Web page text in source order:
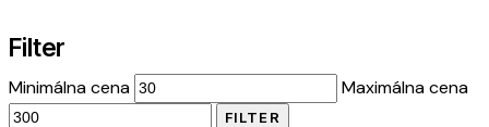
Filter
Minimálna cena Maximálna cena
FILTER